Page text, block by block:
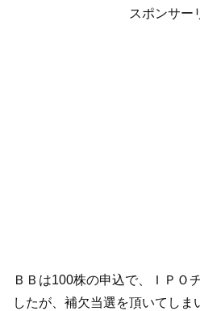
スポンサー
ＢＢは100株の申込で、ＩＰＯ
したが、補欠当選を頂いてし